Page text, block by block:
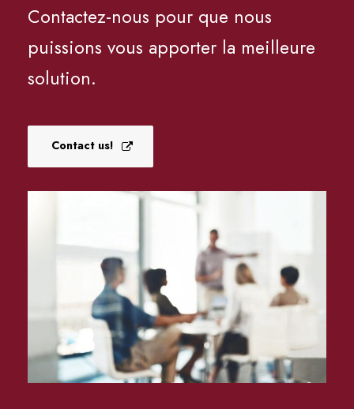
Contactez-nous pour que nous
puissions vous apporter la meilleure
solution.
Contact us!